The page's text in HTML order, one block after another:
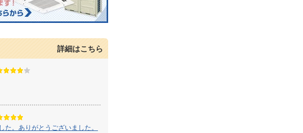
詳細はこちら
。ありがとうございました。